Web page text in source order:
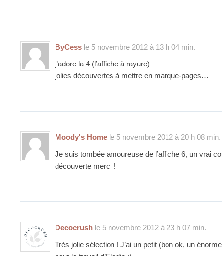
ByCess le 5 novembre 2012 à 13 h 04 min.
j’adore la 4 (l’affiche à rayure)
jolies découvertes à mettre en marque-pages…
Moody's Home le 5 novembre 2012 à 20 h 08 min.
Je suis tombée amoureuse de l’affiche 6, un vrai
découverte merci !
Decocrush le 5 novembre 2012 à 23 h 07 min.
Très jolie sélection ! J’ai un petit (bon ok, un